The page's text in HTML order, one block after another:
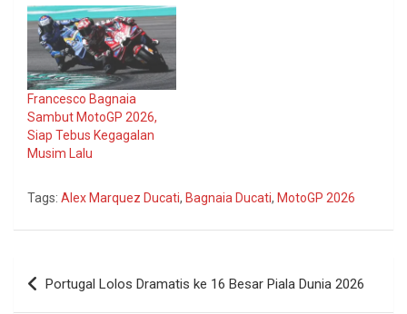
Francesco Bagnaia
Sambut MotoGP 2026,
Siap Tebus Kegagalan
Musim Lalu
Tags: Alex Marquez Ducati, Bagnaia Ducati, MotoGP 2026
Navigasi
pos
Portugal Lolos Dramatis ke 16 Besar Piala Dunia 2026